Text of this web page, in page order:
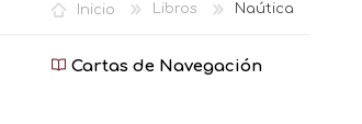
Inicio Libros Naútica
Cartas de Navegación